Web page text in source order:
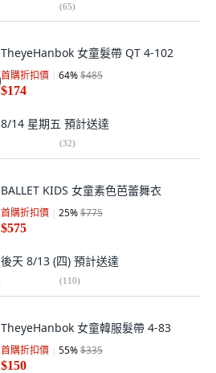
(65)
TheyeHanbok 女童髮帶 QT 4-102
首購折扣價 64%$485
$174
8/14 星期五 預計送達
(32)
BALLET KIDS 女童素色芭蕾舞衣
首購折扣價 25%$775
$575
後天 8/13 (四) 預計送達
(110)
TheyeHanbok 女童韓服髮帶 4-83
首購折扣價 55%$335
$150